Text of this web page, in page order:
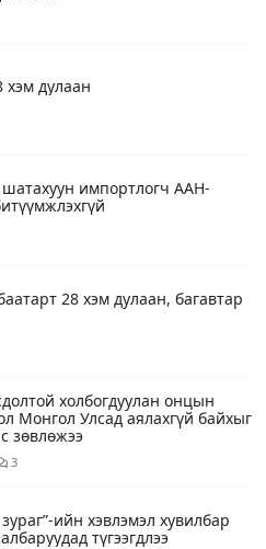
хэм дулаан
импортлогч ААН-
28 хэм дулаан, багавтар
холбогдуулан онцын
Монгол Улсад аялахгүй байхыг
зөвлөжээ
3
ийн хэвлэмэл хувилбар
түгээгдлээ